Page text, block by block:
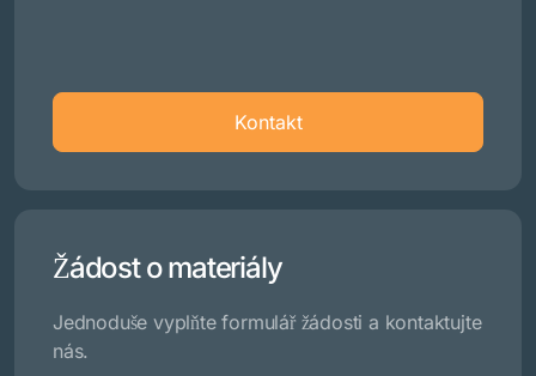
Kontakt
Žádost o materiály
Jednoduše vyplňte formulář žádosti a kontaktujte
nás.